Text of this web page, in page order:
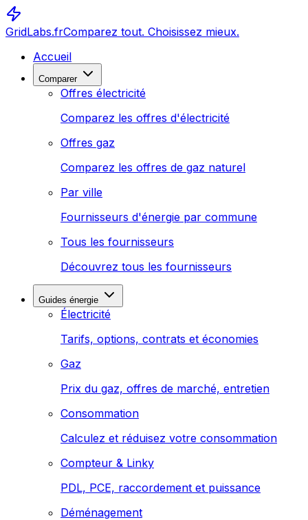
GridLabs.frComparez tout. Choisissez mieux.
Accueil
Comparer
Offres électricité
Comparez les offres d'électricité
Offres gaz
Comparez les offres de gaz naturel
Par ville
Fournisseurs d'énergie par commune
Tous les fournisseurs
Découvrez tous les fournisseurs
Guides énergie
Électricité
Tarifs, options, contrats et économies
Gaz
Prix du gaz, offres de marché, entretien
Consommation
Calculez et réduisez votre consommation
Compteur & Linky
PDL, PCE, raccordement et puissance
Déménagement